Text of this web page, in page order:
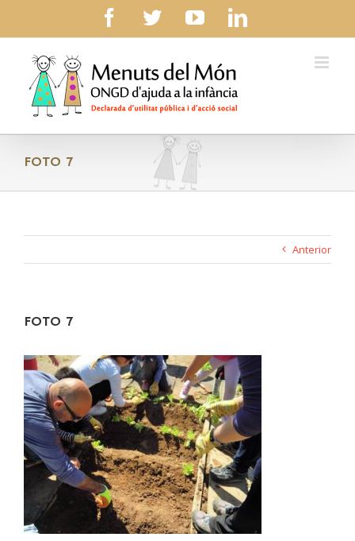
content
facebook
twitteryoutubelinkedin
FOTO 7
Anterior
FOTO 7